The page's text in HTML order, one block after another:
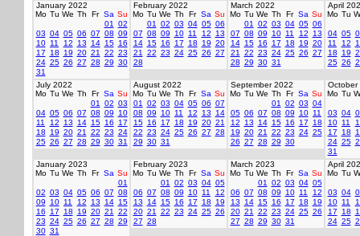
January 2022
Mo Tu We Th Fr Sa Su
01
02
03 04 05 06 07 08 09
10 11 12 13 14 15 16
17
18 19 20 21 22 23
24 25 26 27 28 29 30
31
February 2022
Mo Tu We Th Fr Sa Su
01
02 03 04 05 06
07 08 09 10 11 12
13
14 15 16 17 18 19 20
21
22 23 24 25 26 27
28
March 2022
Mo Tu We Th Fr Sa Su
01
02 03 04 05 06
07 08 09 10 11 12
13
14 15 16 17 18 19 20
21
22 23 24 25 26 27
28 29 30 31
April
Mo Tu
04 05
11
12
18
19
25 26
July 2022
Mo Tu We Th Fr Sa Su
01
02 03
04 05 06 07 08 09
10
11
12 13 14 15 16
17
18
19 20 21 22 23 24
25 26 27 28 29 30 31
August 2022
Mo Tu We Th Fr Sa Su
01
02 03 04 05 06 07
08 09 10 11 12 13
14
15 16 17 18 19 20 21
22 23 24 25 26 27 28
29 30 31
September 2022
Mo Tu We Th Fr Sa Su
01
02 03 04
05 06 07 08 09 10 11
12
13 14 15 16 17
18
19 20 21 22 23 24 25
26 27 28 29 30
October
Mo Tu
03 04
10 11
17
18
24 25
31
January 2023
Mo Tu We Th Fr Sa Su
01
02 03 04 05 06 07 08
09
10 11 12 13 14 15
16
17 18 19 20 21
22
23 24 25 26 27 28 29
30 31
February 2023
Mo Tu We Th Fr Sa Su
01
02 03 04 05
06 07 08 09 10 11
12
13
14 15 16 17 18
19
20 21 22 23 24 25 26
27 28
March 2023
Mo Tu We Th Fr Sa Su
01
02 03 04 05
06 07 08 09 10 11
12
13
14 15 16 17 18
19
20 21 22 23 24 25 26
27 28 29 30 31
April
Mo Tu
03 04
10 11
17
18
24 25